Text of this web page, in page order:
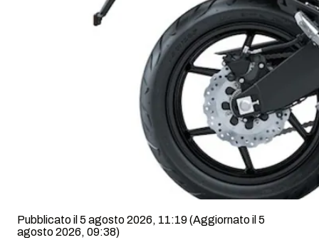
Pubblicato il 5 agosto 2026, 11:19(Aggiornato il 5
agosto 2026, 09:38)